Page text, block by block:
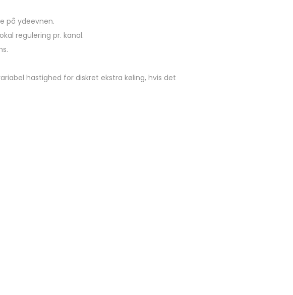
på ydeevnen.
regulering pr. kanal.
hastighed for diskret ekstra køling, hvis det